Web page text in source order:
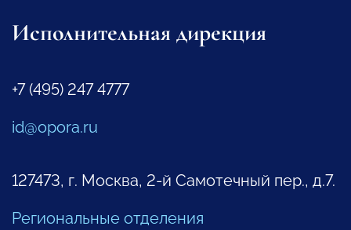
Исполнительная дирекция
+7 (495) 247 4777
id@opora.ru
127473, г. Москва, 2-й Самотечный пер., д.7.
Региональные отделения